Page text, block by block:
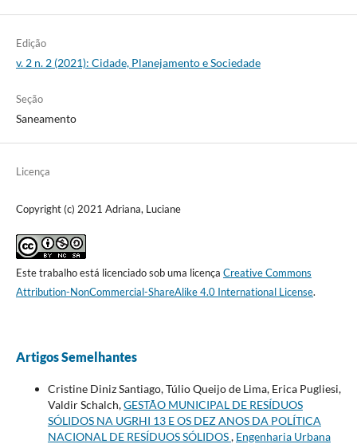
Edição
v. 2 n. 2 (2021): Cidade, Planejamento e Sociedade
Seção
Saneamento
Licença
Copyright (c) 2021 Adriana, Luciane
Este trabalho está licenciado sob uma licença Creative Commons
Attribution-NonCommercial-ShareAlike 4.0 International License.
Artigos Semelhantes
Cristine Diniz Santiago, Túlio Queijo de Lima, Erica Pugliesi,
Valdir Schalch,GESTÃO MUNICIPAL DE RESÍDUOS
SÓLIDOS NA UGRHI 13 E OS DEZ ANOS DA POLÍTICA
NACIONAL DE RESÍDUOS SÓLIDOS, Engenharia Urbana